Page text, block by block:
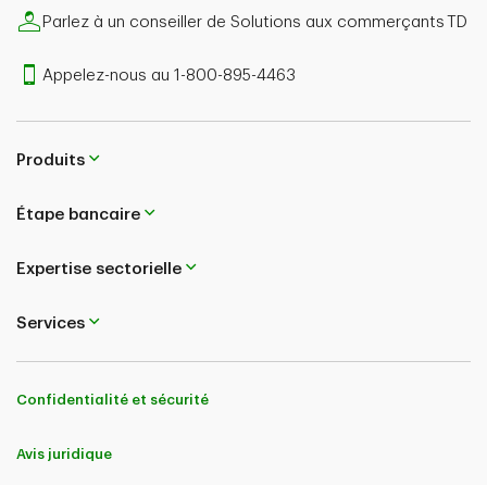
Parlez à un conseiller de Solutions aux commerçants TD
Appelez-nous au 1-800-895-4463
Produits
Étape bancaire
Expertise sectorielle
Services
Confidentialité et sécurité
Avis juridique